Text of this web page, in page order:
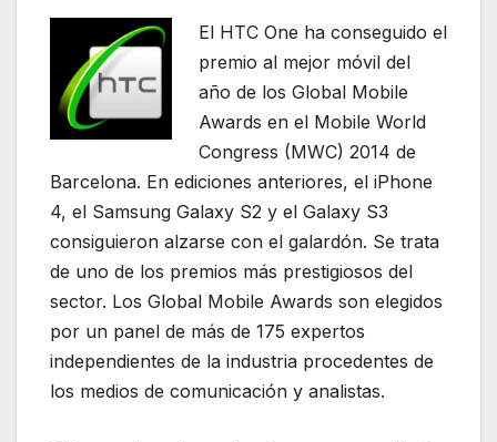
El HTC One ha conseguido el
premio al mejor móvil del
año de los Global Mobile
Awards en el Mobile World
Congress (MWC) 2014 de
Barcelona. En ediciones anteriores, el iPhone
4, el Samsung Galaxy S2 y el Galaxy S3
consiguieron alzarse con el galardón. Se trata
de uno de los premios más prestigiosos del
sector. Los Global Mobile Awards son elegidos
por un panel de más de 175 expertos
independientes de la industria procedentes de
los medios de comunicación y analistas.